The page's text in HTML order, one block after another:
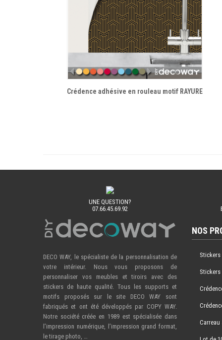
Crédence adhésive en rouleau motif RAYURE
UNE QUESTION?
07.66.45.69.92
DECO WAY, le spécialiste de la personnalisation de
votre intérieur. Nous vous proposons de
personnaliser vos meubles et tiroirs avec des
stickers de haute qualité. Tous les supports et
motifs proposés sur le site DECO WAY sont
fabriqués et ont été développés par COPY WAY.
Notre société créée en 1989 est spécialisée dans
l’impression numérique, l’impression grand format,
le tirage photo, …
NOS